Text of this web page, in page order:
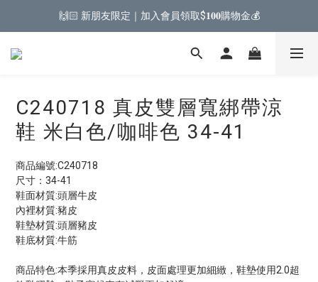
🙌🏻 新朋友限定｜加入會員領取$𝟏𝟎𝟎購物金💰
C240718 真皮雙層寬綁帶涼
鞋 米白色/咖啡色 34-41
商品編號:C240718
尺寸：34-41
鞋面材質:頭層牛皮
內裡材質:豬皮
鞋墊材質:頭層豬皮
鞋底材質:牛筋
商品特色:本季採用真皮皮料，皮面處理更加細緻，鞋墊使用2.0超